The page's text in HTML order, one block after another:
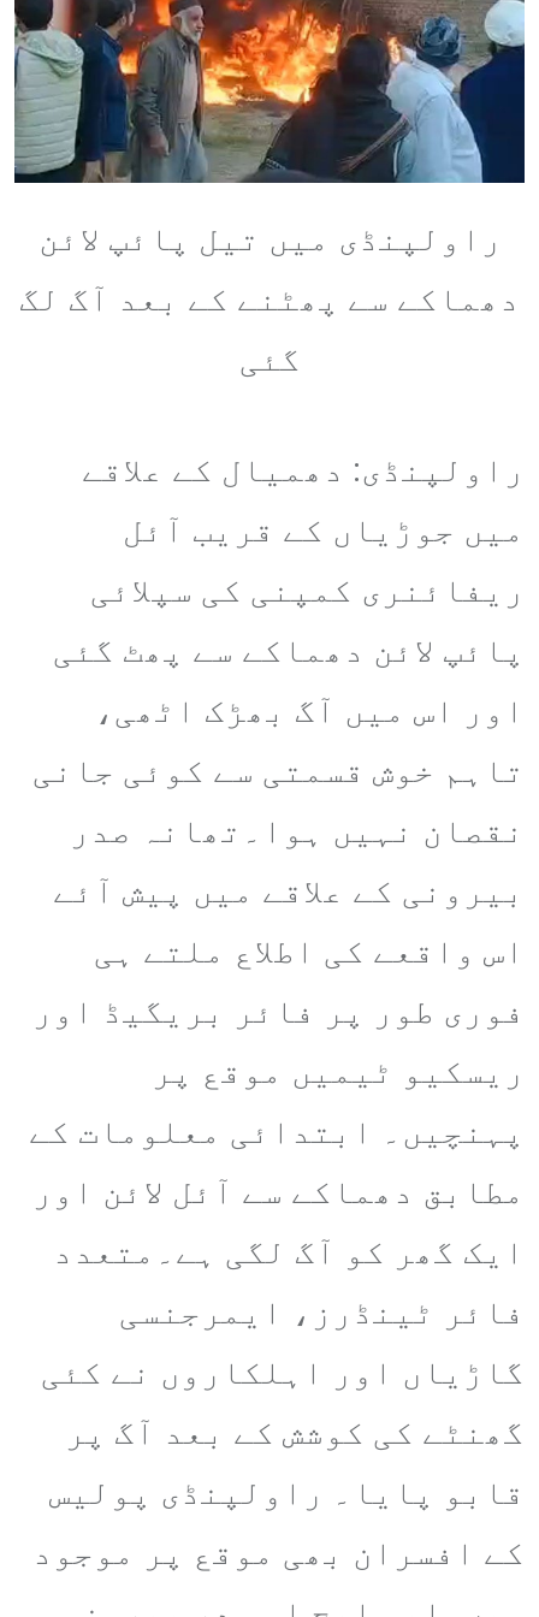
راولپنڈی میں تیل پائپ لائن
دھماکے سے پھٹنے کے بعد آگ لگ
گئی
راولپنڈی: دھمیال کے علاقے
میں جوڑیاں کے قریب آئل
ریفائنری کمپنی کی سپلائی
پائپ لائن دھماکے سے پھٹ گئی
اور اس میں آگ بھڑک اٹھی،
تاہم خوش قسمتی سے کوئی جانی
نقصان نہیں ہوا۔تھانہ صدر
بیرونی کے علاقے میں پیش آئے
اس واقعے کی اطلاع ملتے ہی
فوری طور پر فائر بریگیڈ اور
ریسکیو ٹیمیں موقع پر
پہنچیں۔ ابتدائی معلومات کے
مطابق دھماکے سے آئل لائن اور
ایک گھر کو آگ لگی ہے۔متعدد
فائر ٹینڈرز، ایمرجنسی
گاڑیاں اور اہلکاروں نے کئی
گھنٹے کی کوشش کے بعد آگ پر
قابو پایا۔ راولپنڈی پولیس
کے افسران بھی موقع پر موجود